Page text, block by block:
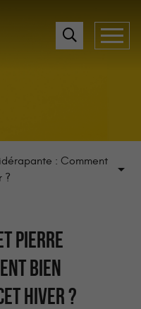
: Comment
?
PIERRE
BIEN
HIVER ?